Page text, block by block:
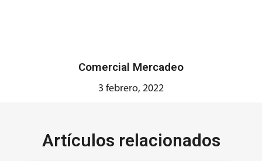
Comercial Mercadeo
3 febrero, 2022
Artículos relacionados